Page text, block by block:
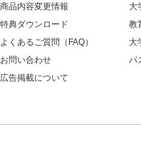
商品内容変更情報
特典ダウンロード
よくあるご質問（FAQ）
お問い合わせ
広告掲載について
大
教
大
パ